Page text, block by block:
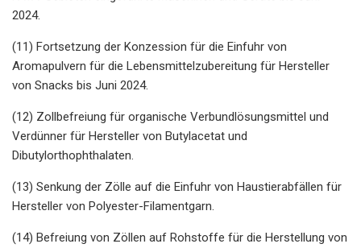
2024.
(11) Fortsetzung der Konzession für die Einfuhr von
Aromapulvern für die Lebensmittelzubereitung für Hersteller
von Snacks bis Juni 2024.
(12) Zollbefreiung für organische Verbundlösungsmittel und
Verdünner für Hersteller von Butylacetat und
Dibutylorthophthalaten.
(13) Senkung der Zölle auf die Einfuhr von Haustierabfällen für
Hersteller von Polyester-Filamentgarn.
(14) Befreiung von Zöllen auf Rohstoffe für die Herstellung von